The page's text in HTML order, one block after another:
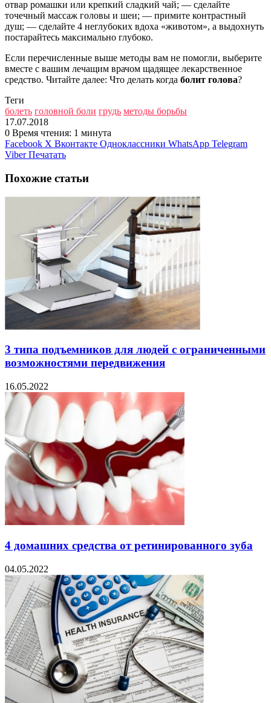
отвар ромашки или крепкий сладкий чай; — сделайте
точечный массаж головы и шеи; — примите контрастный
душ; — сделайте 4 неглубоких вдоха «животом», а выдохнуть
постарайтесь максимально глубоко.
Если перечисленные выше методы вам не помогли, выберите
вместе с вашим лечащим врачом щадящее лекарственное
средство. Читайте далее: Что делать когда болит голова?
Теги
болеть головной боли грудь методы борьбы
17.07.2018
0 Время чтения: 1 минута
Facebook X Вконтакте Одноклассники WhatsApp Telegram
Viber Печатать
Похожие статьи
3 типа подъемников для людей с ограниченными
возможностями передвижения
16.05.2022
4 домашних средства от ретинированного зуба
04.05.2022